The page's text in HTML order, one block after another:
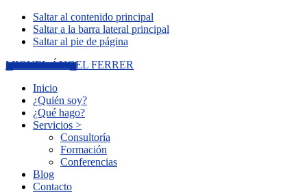
Saltar al contenido principal
Saltar a la barra lateral principal
Saltar al pie de página
MIGUEL ÁNGEL FERRER
Inicio
¿Quién soy?
¿Qué hago?
Servicios >
Consultoría
Formación
Conferencias
Blog
Contacto